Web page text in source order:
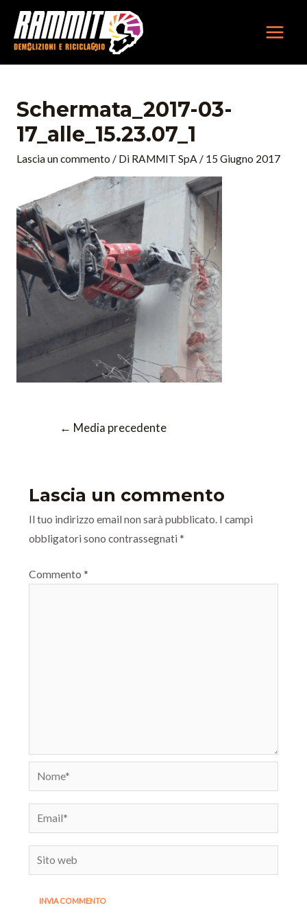
contenuto
Schermata_2017-03-
17_alle_15.23.07_1
Lascia un commento / Di RAMMIT SpA / 15 Giugno 2017
← Media precedente
Lascia un commento
Il tuo indirizzo email non sarà pubblicato. I campi
obbligatori sono contrassegnati *
Commento *
Nome*
Email*
Sito
web